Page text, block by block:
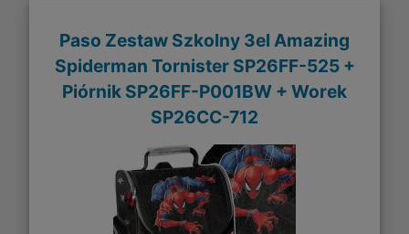
Paso Zestaw Szkolny 3el Amazing
Spiderman Tornister SP26FF-525 +
Piórnik SP26FF-P001BW + Worek
SP26CC-712